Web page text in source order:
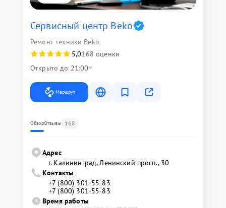
Сервисный центр Beko
Ремонт техники Beko
5,0168 оценки
Открыто до 21:00
Маршрут
ОбзорОтзывы 168
Адрес
г. Калининград, Ленинский просп., 30
Контакты
+7 (800) 301-55-83
+7 (800) 301-55-83
Время работы